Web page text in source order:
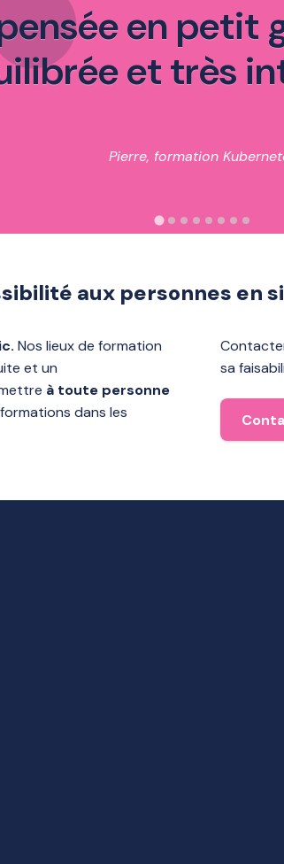
en petit
et très
Pierre, formation
aux personnes en
à mobilité réduite et un
permettre à toute personne
sa